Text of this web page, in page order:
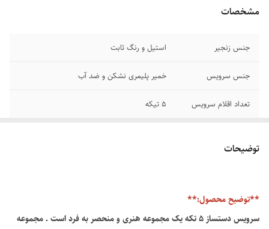
مشخصات
جنس زنجیر استیل و رنگ ثابت
جنس سرویس خمیر پلیمری نشکن و ضد آب
تعداد اقلام سرویس ۵ تیکه
توضیحات
**توضیح محصول:**
سرویس دستساز ۵ تکه یک مجموعه هنری و منحصر به فرد است . مجموعه